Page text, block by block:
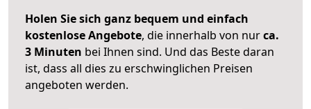
Holen Sie sich ganz bequem und einfach
kostenlose Angebote, die innerhalb von nurca.
3 Minuten bei Ihnen sind. Und das Beste daran
ist, dass all dies zu erschwinglichen Preisen
angeboten werden.